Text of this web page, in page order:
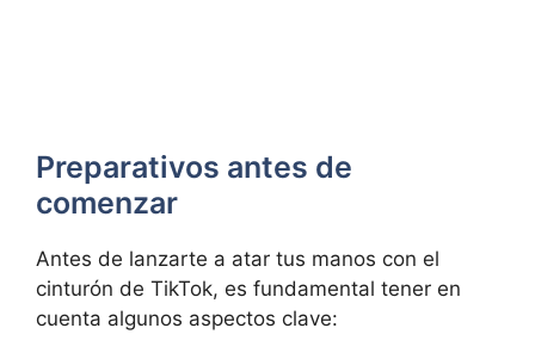
Preparativos antes de
comenzar
Antes de lanzarte a atar tus manos con el
cinturón de TikTok, es fundamental tener en
cuenta algunos aspectos clave: